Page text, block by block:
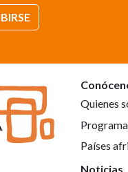
Quienes
Países
Noticias